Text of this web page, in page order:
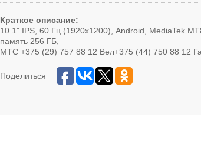
Краткое описание:
10.1" IPS, 60 Гц (1920x1200), Android, MediaTek
память 256 ГБ,
МТС +375 (29) 757 88 12 Вел+375 (44) 750 88 12
Поделиться